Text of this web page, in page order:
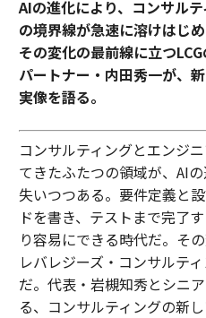
は特に有害である。さらに
府は内燃機関車への補助金
め、競争力が低下した。こ
フォーブス・リアルタイム
がEV事業に参入した際に期
う。
気候目標が突如として
多くが意図しない障害の長
通信省のチン・ウェイ・ツ
予想されることを示唆して
と、化石燃料の避けられな
AIの進化により、コンサル
の境界線が急速に溶けはじめ
その変化の最前線に立つ
パートナー・内田秀一が、
実像を語る。
コンサルティングとエンジ
てきたふたつの領域が、AI
失いつつある。要件定義と
ドを書き、テストまで完了
り容易にできる時代だ。そ
レバレジーズ・コンサルティ
だ。代表・岩槻知秀とシニ
る、コンサルティングの新し